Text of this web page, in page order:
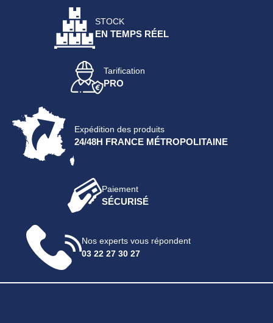
STOCK
EN TEMPS RÉEL
Tarification
PRO
Expédition des produits
24/48H FRANCE MÉTROPOLITAINE
Paiement
SÉCURISÉ
Nos experts vous répondent
03 22 27 30 27